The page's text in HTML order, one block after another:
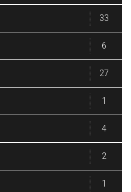
33
6
27
1
4
2
1